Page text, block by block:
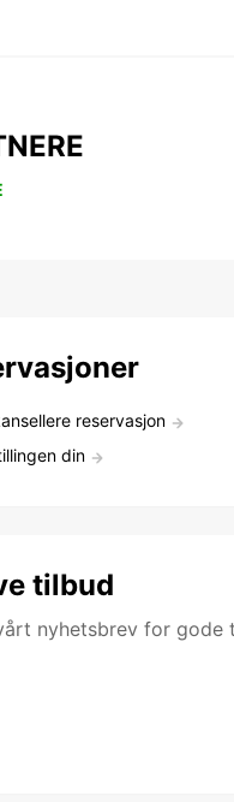
reservasjon
din
tilbud
nyhetsbrev for gode